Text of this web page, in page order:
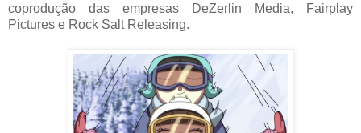
coprodução das empresas DeZerlin Media, Fairplay
Pictures e Rock Salt Releasing.